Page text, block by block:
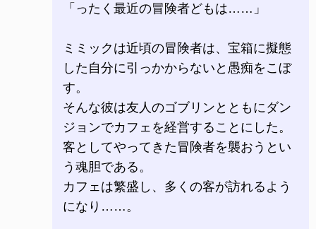
「ったく最近の冒険者どもは……」
ミミックは近頃の冒険者は、宝箱に擬態
した自分に引っかからないと愚痴をこぼ
す。
そんな彼は友人のゴブリンとともにダン
ジョンでカフェを経営することにした。
客としてやってきた冒険者を襲おうとい
う魂胆である。
カフェは繁盛し、多くの客が訪れるよう
になり……。